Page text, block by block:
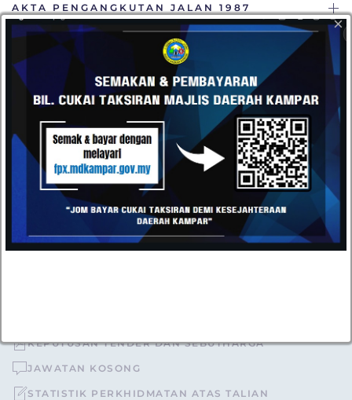
AKTA PENGANGKUTAN JALAN 1987
HUBUNGI
Datang dan kunjungi pejabat kami atau hantarkan e-mel
kepada kami pada bila-bila masa anda mahu. Kami terbuka
kepada semua cadangan daripada pelanggan kami.
Majlis Daerah Kampar, Kompleks Pentadbiran MD
Kampar, Jalan Iskandar, 31900 Kampar, Perak
05-4671020 / 05-4671030
urusetia[at]mdkampar[dot]gov[dot]my
KEPUTUSAN TENDER DAN SEBUTHARGA
JAWATAN KOSONG
STATISTIK PERKHIDMATAN ATAS TALIAN
×